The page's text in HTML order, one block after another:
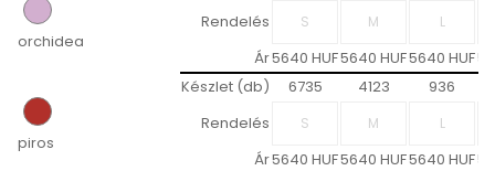
orchidea
Rendelés
Ár5640 HUF5640 HUF5640 HUF
piros
Készlet (db) 6735 4123
936
Rendelés
Ár5640 HUF5640 HUF5640 HUF